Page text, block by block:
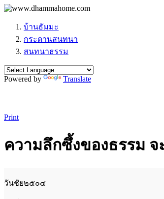
บ้านธัมมะ
กระดานสนทนา
สนทนาธรรม
Powered by Translate
Print
ความลึกซึ้งของธรรม จ
วันชัย๒๕๐๔